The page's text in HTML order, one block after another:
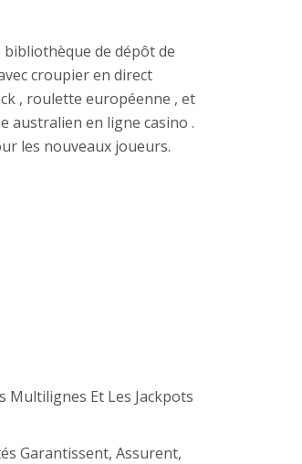
de dépôt de
croupier en direct
, roulette européenne , et
australien en ligne casino .
les nouveaux joueurs.
Multilignes Et Les Jackpots
Garantissent, Assurent,